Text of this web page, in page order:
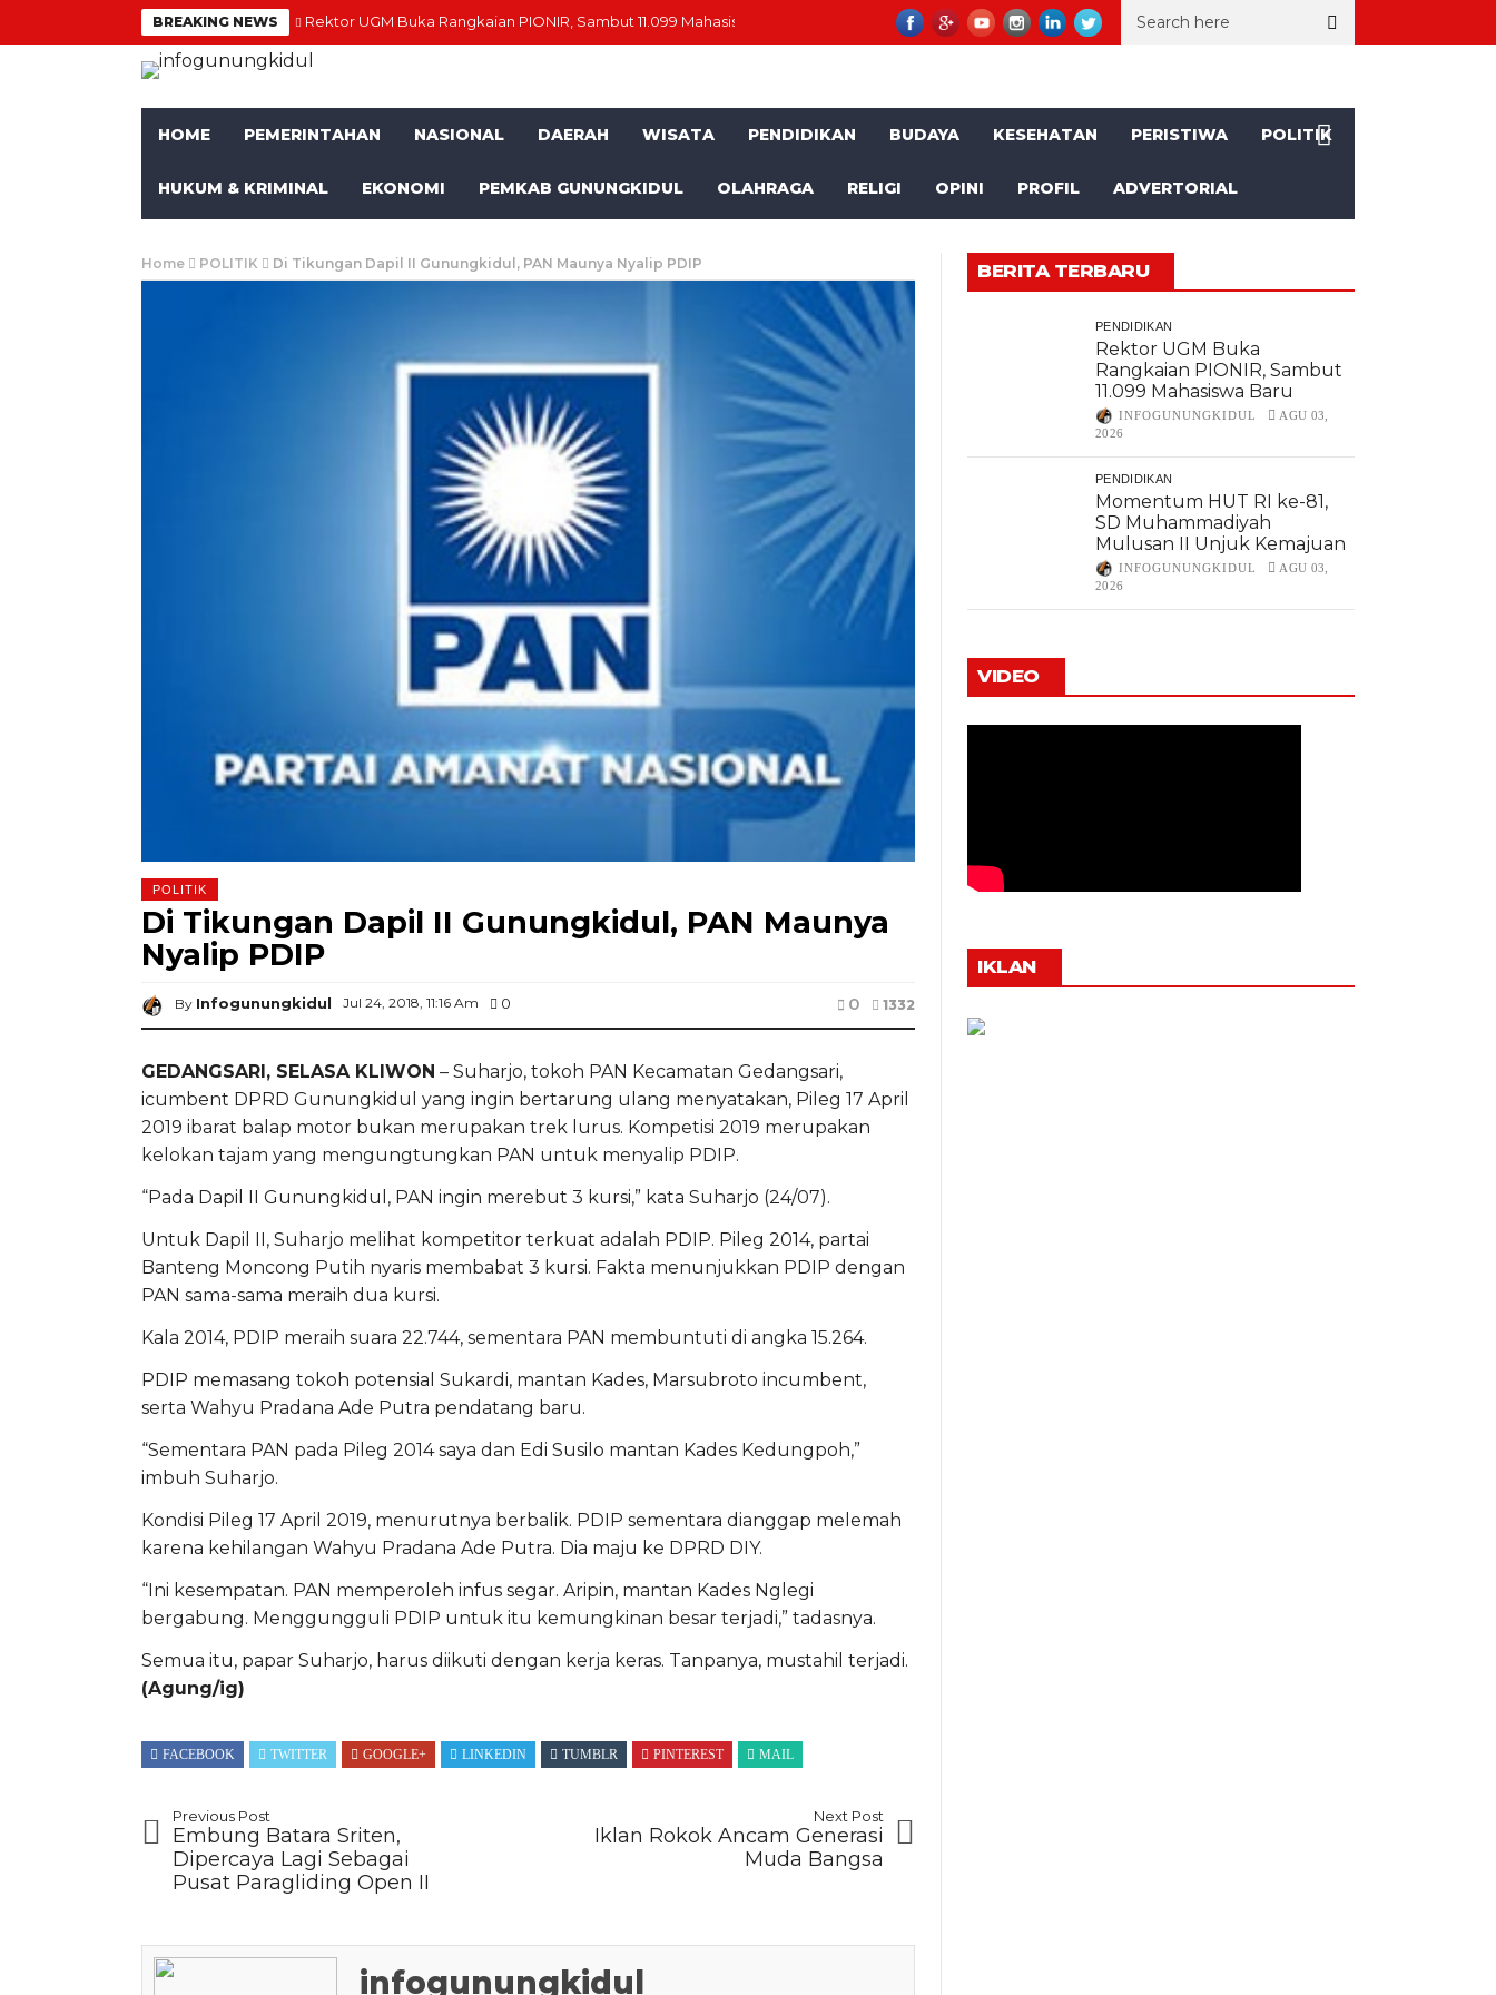
BREAKING NEWS Rektor UGM Buka Rangkaian PIONIR, Sambut 11.099 Mahasiswa Baru Momentum HUT RI ke-81, SD Muhammadiyah Mulusan II Unjuk Kemajuan
HOME PEMERINTAHAN NASIONAL DAERAH WISATA PENDIDIKAN BUDAYA KESEHATAN PERISTIWA POLITIK
HUKUM & KRIMINAL EKONOMI PEMKAB GUNUNGKIDUL OLAHRAGA RELIGI OPINI PROFIL ADVERTORIAL
Home POLITIK Di Tikungan Dapil II Gunungkidul, PAN Maunya Nyalip PDIP
POLITIK
Di Tikungan Dapil II Gunungkidul, PAN Maunya
Nyalip PDIP
By Infogunungkidul Jul 24, 2018, 11:16 Am 0 1332
0
GEDANGSARI, SELASA KLIWON – Suharjo, tokoh PAN Kecamatan Gedangsari,
icumbent DPRD Gunungkidul yang ingin bertarung ulang menyatakan, Pileg 17 April
2019 ibarat balap motor bukan merupakan trek lurus. Kompetisi 2019 merupakan
kelokan tajam yang mengungtungkan PAN untuk menyalip PDIP.
“Pada Dapil II Gunungkidul, PAN ingin merebut 3 kursi,” kata Suharjo (24/07).
Untuk Dapil II, Suharjo melihat kompetitor terkuat adalah PDIP. Pileg 2014, partai
Banteng Moncong Putih nyaris membabat 3 kursi. Fakta menunjukkan PDIP dengan
PAN sama-sama meraih dua kursi.
Kala 2014, PDIP meraih suara 22.744, sementara PAN membuntuti di angka 15.264.
PDIP memasang tokoh potensial Sukardi, mantan Kades, Marsubroto incumbent,
serta Wahyu Pradana Ade Putra pendatang baru.
“Sementara PAN pada Pileg 2014 saya dan Edi Susilo mantan Kades Kedungpoh,”
imbuh Suharjo.
Kondisi Pileg 17 April 2019, menurutnya berbalik. PDIP sementara dianggap melemah
karena kehilangan Wahyu Pradana Ade Putra. Dia maju ke DPRD DIY.
“Ini kesempatan. PAN memperoleh infus segar. Aripin, mantan Kades Nglegi
bergabung. Menggungguli PDIP untuk itu kemungkinan besar terjadi,” tadasnya.
Semua itu, papar Suharjo, harus diikuti dengan kerja keras. Tanpanya, mustahil terjadi.
(Agung/ig)
FACEBOOK TWITTER GOOGLE+ LINKEDIN TUMBLR PINTEREST MAIL
Previous Post
Embung Batara Sriten,
Dipercaya Lagi Sebagai
Pusat Paragliding Open II
Next Post
Iklan Rokok Ancam Generasi
Muda Bangsa
infogunungkidul
BERITA TERBARU
PENDIDIKAN
Rektor UGM Buka
Rangkaian PIONIR, Sambut
11.099 Mahasiswa Baru
INFOGUNUNGKIDUL
AGU 03,
2026
PENDIDIKAN
Momentum HUT RI ke-81,
SD Muhammadiyah
Mulusan II Unjuk Kemajuan
INFOGUNUNGKIDUL
AGU 03,
2026
VIDEO
IKLAN